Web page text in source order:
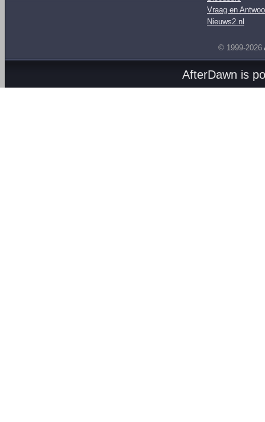
Vraag en
Nieuws2.nl
© 1999-2026
AfterDawn is